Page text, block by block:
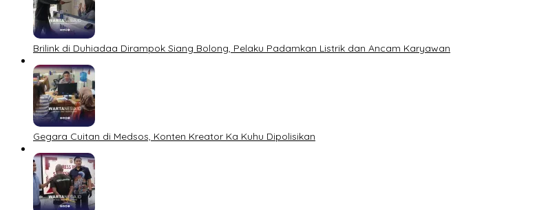
Brilink di Duhiadaa Dirampok Siang Bolong, Pelaku Padamkan Listrik dan Ancam Karyawan
Gegara Cuitan di Medsos, Konten Kreator Ka Kuhu Dipolisikan